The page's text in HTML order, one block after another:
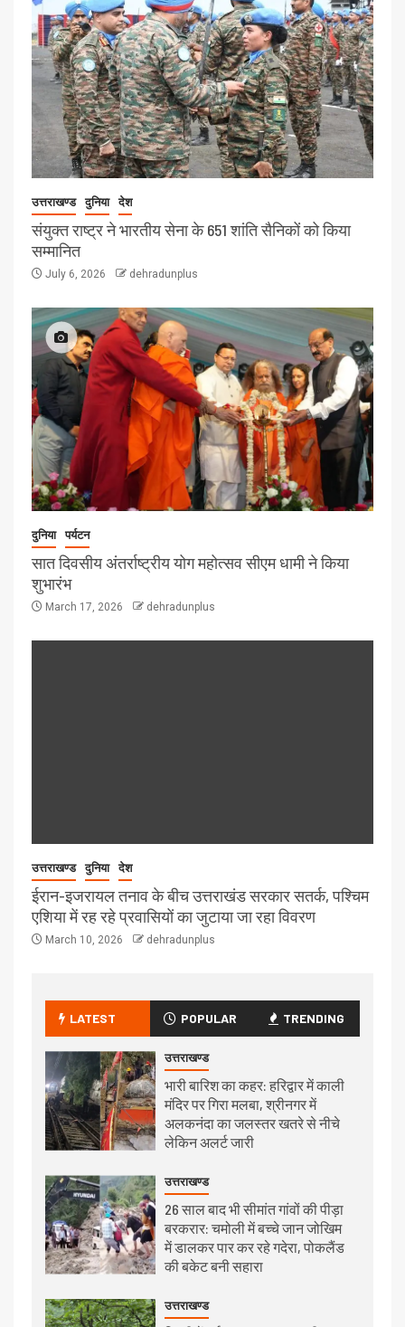
उत्तराखण्ड दुनिया देश
संयुक्त राष्ट्र ने भारतीय सेना के 651 शांति सैनिकों को किया
सम्मानित
July 6, 2026 dehradunplus
दुनिया पर्यटन
सात दिवसीय अंतर्राष्ट्रीय योग महोत्सव सीएम धामी ने किया
शुभारंभ
March 17, 2026 dehradunplus
उत्तराखण्ड दुनिया देश
ईरान-इजरायल तनाव के बीच उत्तराखंड सरकार सतर्क, पश्चिम
एशिया में रह रहे प्रवासियों का जुटाया जा रहा विवरण
March 10, 2026 dehradunplus
LATEST POPULAR TRENDING
उत्तराखण्ड
भारी बारिश का कहर: हरिद्वार में काली
मंदिर पर गिरा मलबा, श्रीनगर में
अलकनंदा का जलस्तर खतरे से नीचे
लेकिन अलर्ट जारी
उत्तराखण्ड
26 साल बाद भी सीमांत गांवों की पीड़ा
बरकरार: चमोली में बच्चे जान जोखिम
में डालकर पार कर रहे गदेरा, पोकलैंड
की बकेट बनी सहारा
उत्तराखण्ड